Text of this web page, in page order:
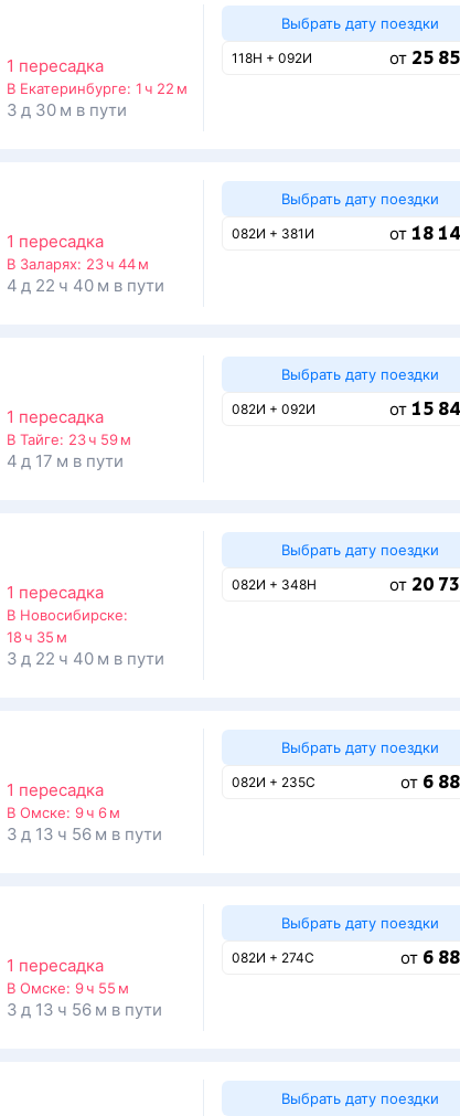
1 пересадка
В Екатеринбурге: 1 ч 22 м
3 д 30 м в пути
Выбрать дату поездки
118Н + 092И от 25
1 пересадка
В Заларях: 23 ч 44 м
4 д 22 ч 40 м в пути
Выбрать дату поездки
082И + 381И от 18
1 пересадка
В Тайге: 23 ч 59 м
4 д 17 м в пути
Выбрать дату поездки
082И + 092И от 15
1 пересадка
В Новосибирске:
18 ч 35 м
3 д 22 ч 40 м в пути
Выбрать дату поездки
082И + 348Н от 20
1 пересадка
В Омске: 9 ч 6 м
3 д 13 ч 56 м в пути
Выбрать дату поездки
082И + 235С от 6
1 пересадка
В Омске: 9 ч 55 м
3 д 13 ч 56 м в пути
Выбрать дату поездки
082И + 274С от 6
Выбрать дату поездки